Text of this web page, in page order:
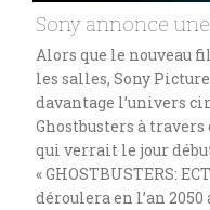
Sony annonce
Alors que le nouveau
les salles, Sony
davantage l’univers
Ghostbusters à
qui verrait le jour
« GHOSTBUSTERS:
déroulera en l’an